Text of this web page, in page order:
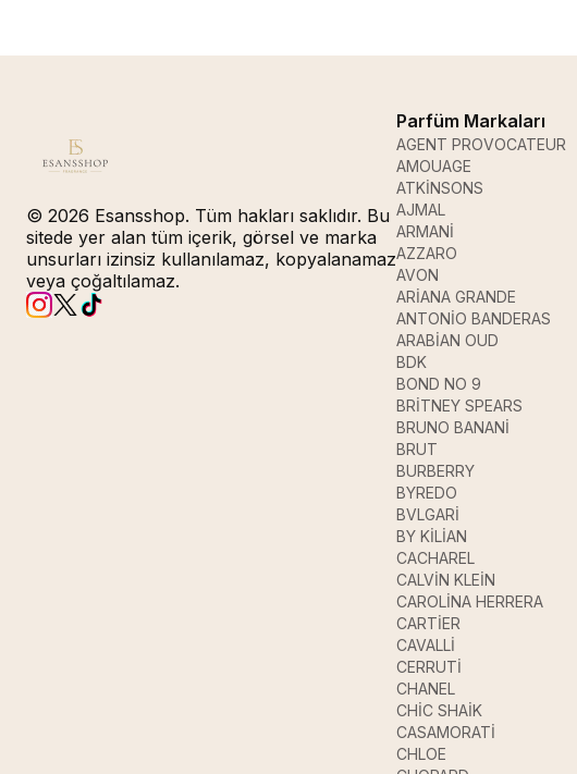
© 2026 Esansshop. Tüm hakları saklıdır. Bu
sitede yer alan tüm içerik, görsel ve marka
unsurları izinsiz kullanılamaz, kopyalanamaz
veya çoğaltılamaz.
Parfüm Markaları
AGENT PROVOCATEUR
AMOUAGE
ATKİNSONS
AJMAL
ARMANİ
AZZARO
AVON
ARİANA GRANDE
ANTONİO BANDERAS
ARABİAN OUD
BDK
BOND NO 9
BRİTNEY SPEARS
BRUNO BANANİ
BRUT
BURBERRY
BYREDO
BVLGARİ
BY KİLİAN
CACHAREL
CALVİN KLEİN
CAROLİNA HERRERA
CARTİER
CAVALLİ
CERRUTİ
CHANEL
CHİC SHAİK
CASAMORATİ
CHLOE